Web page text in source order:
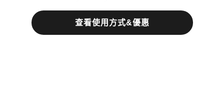
查看使用方式&優惠